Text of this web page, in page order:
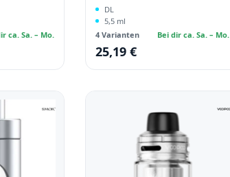
ca. Sa. – Mo.
DL
5,5 ml
4 Varianten
Bei dir ca. Sa. – Mo.
Regulärer Preis:
25,19 €